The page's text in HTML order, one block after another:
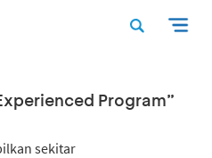
Program”
sekitar